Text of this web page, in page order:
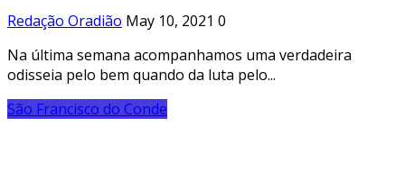
Redação Oradião May 10, 2021 0
Na última semana acompanhamos uma verdadeira
odisseia pelo bem quando da luta pelo...
São Francisco do Conde